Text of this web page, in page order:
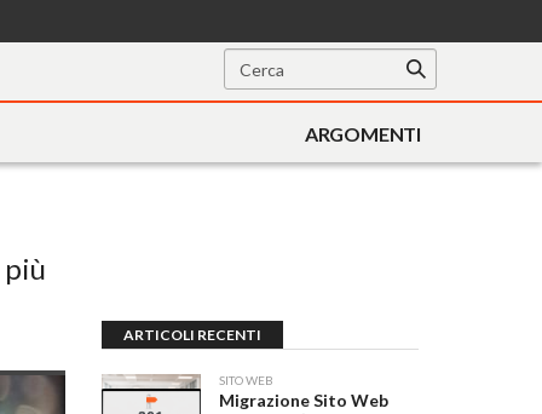
ARGOMENTI
ARTICOLI RECENTI
SITO WEB
Migrazione Sito Web